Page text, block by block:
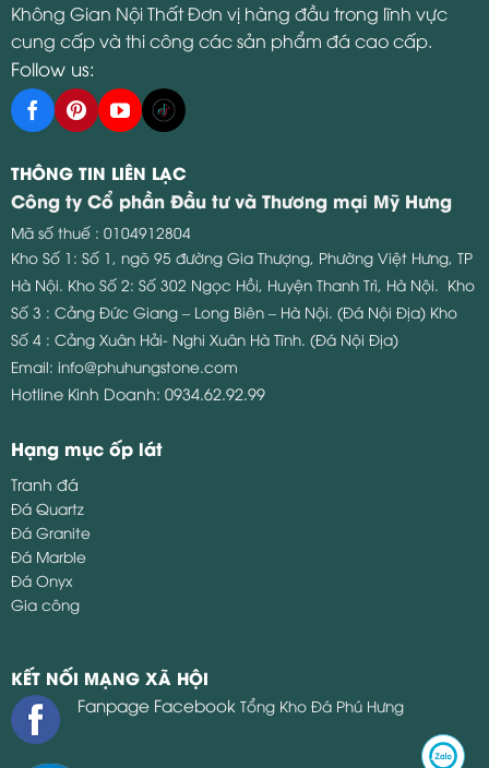
Không Gian Nội Thất Đơn vị hàng đầu trong lĩnh vực
cung cấp và thi công các sản phẩm đá cao cấp.
Follow us:
THÔNG TIN LIÊN LẠC
Công ty Cổ phần Đầu tư và Thương mại Mỹ Hưng
Mã số thuế : 0104912804
Kho Số 1: Số 1, ngõ 95 đường Gia Thượng, Phường Việt Hưng, TP
Hà Nội. Kho Số 2: Số 302 Ngọc Hồi, Huyện Thanh Trì, Hà Nội. Kho
Số 3 : Cảng Đức Giang – Long Biên – Hà Nội. (Đá Nội Địa) Kho
Số 4 : Cảng Xuân Hải- Nghi Xuân Hà Tĩnh. (Đá Nội Địa)
Email: info@phuhungstone.com
Hotline Kinh Doanh: 0934.62.92.99
Hạng mục ốp lát
Tranh đá
Đá Quartz
Đá Granite
Đá Marble
Đá Onyx
Gia công
KẾT NỐI MẠNG XÃ HỘI
Fanpage Facebook Tổng Kho Đá Phú Hưng